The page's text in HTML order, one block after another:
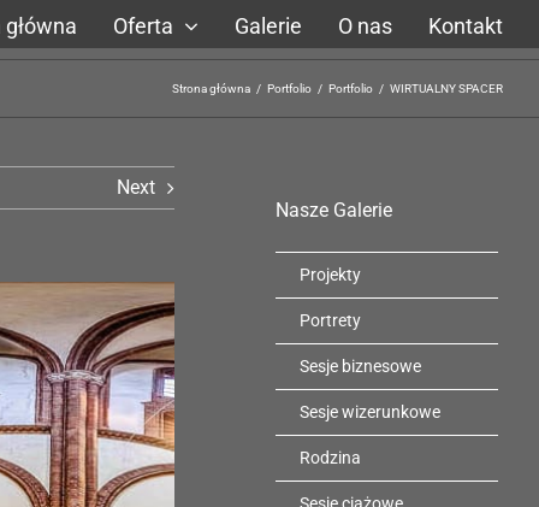
Oferta Galerie O nas Kontakt
Strona główna / Portfolio / Portfolio / WIRTUALNY SPACER
Next
Nasze Galerie
Projekty
Portrety
Sesje biznesowe
Sesje wizerunkowe
Rodzina
Sesje ciążowe